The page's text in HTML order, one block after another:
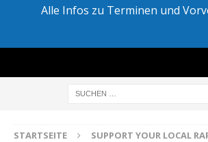
Alle Infos zu Terminen und
STARTSEITE SUPPORT YOUR LOCAL